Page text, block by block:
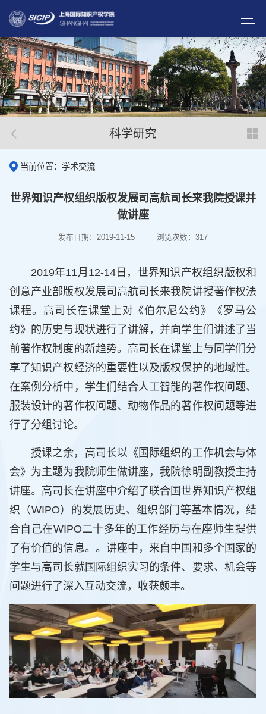
科学研究
当前位置：学术交流
世界知识产权组织版权发展司高航司长来我院授课并
做讲座
发布日期：2019-11-15 浏览次数：317
2019年11月12-14日，世界知识产权组织版权和
创意产业部版权发展司高航司长来我院讲授著作权法
课程。高司长在课堂上对《伯尔尼公约》《罗马公
约》的历史与现状进行了讲解，并向学生们讲述了当
前著作权制度的新趋势。高司长在课堂上与同学们分
享了知识产权经济的重要性以及版权保护的地域性。
在案例分析中，学生们结合人工智能的著作权问题、
服装设计的著作权问题、动物作品的著作权问题等进
行了分组讨论。
授课之余，高司长以《国际组织的工作机会与体
会》为主题为我院师生做讲座，我院徐明副教授主持
讲座。高司长在讲座中介绍了联合国世界知识产权组
织（WIPO）的发展历史、组织部门等基本情况，结
合自己在WIPO二十多年的工作经历与在座师生提供
了有价值的信息。。讲座中，来自中国和多个国家的
学生与高司长就国际组织实习的条件、要求、机会等
问题进行了深入互动交流，收获颇丰。